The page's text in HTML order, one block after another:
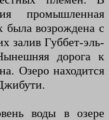
промышленная
была возрождена с
залив Губбет-эль-
дорога к
Озеро находится
воды в озере